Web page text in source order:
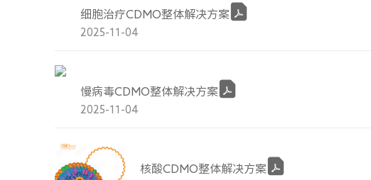
细胞治疗CDMO整体解决方案
2025-11-04
慢病毒CDMO整体解决方案
2025-11-04
核酸CDMO整体解决方案